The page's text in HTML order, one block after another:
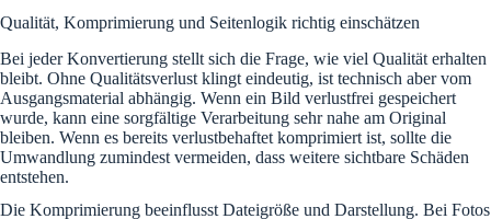
Qualität, Komprimierung und Seitenlogik richtig einschätzen
Bei jeder Konvertierung stellt sich die Frage, wie viel Qualität erhalten
bleibt. Ohne Qualitätsverlust klingt eindeutig, ist technisch aber vom
Ausgangsmaterial abhängig. Wenn ein Bild verlustfrei gespeichert
wurde, kann eine sorgfältige Verarbeitung sehr nahe am Original
bleiben. Wenn es bereits verlustbehaftet komprimiert ist, sollte die
Umwandlung zumindest vermeiden, dass weitere sichtbare Schäden
entstehen.
Die Komprimierung beeinflusst Dateigröße und Darstellung. Bei Fotos